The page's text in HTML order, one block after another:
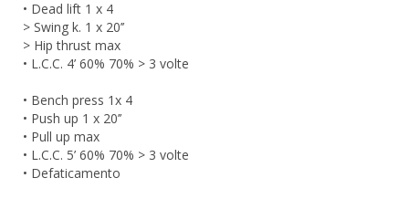
• Dead lift 1 x 4
> Swing k. 1 x 20’’
> Hip thrust max
• L.C.C. 4’ 60% 70% > 3 volte
• Bench press 1x 4
• Push up 1 x 20’’
• Pull up max
• L.C.C. 5’ 60% 70% > 3 volte
• Defaticamento